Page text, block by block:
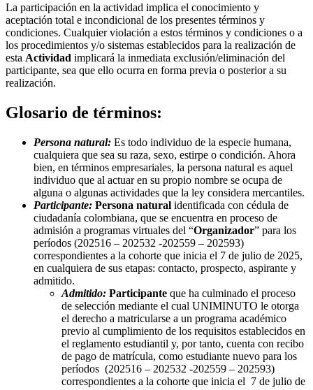
La participación en la actividad implica el conocimiento y
aceptación total e incondicional de los presentes términos y
condiciones. Cualquier violación a estos términos y condiciones o a
los procedimientos y/o sistemas establecidos para la realización de
esta Actividad implicará la inmediata exclusión/eliminación del
participante, sea que ello ocurra en forma previa o posterior a su
realización.
Glosario de términos:
Persona natural: Es todo individuo de la especie humana,
cualquiera que sea su raza, sexo, estirpe o condición. Ahora
bien, en términos empresariales, la persona natural es aquel
individuo que al actuar en su propio nombre se ocupa de
alguna o algunas actividades que la ley considera mercantiles.
Participante: Persona natural identificada con cédula de
ciudadanía colombiana, que se encuentra en proceso de
admisión a programas virtuales del “Organizador” para los
períodos (202516 – 202532 -202559 – 202593)
correspondientes a la cohorte que inicia el 7 de julio de 2025,
en cualquiera de sus etapas: contacto, prospecto, aspirante y
admitido.
Admitido: Participante que ha culminado el proceso
de selección mediante el cual UNIMINUTO le otorga
el derecho a matricularse a un programa académico
previo al cumplimiento de los requisitos establecidos en
el reglamento estudiantil y, por tanto, cuenta con recibo
de pago de matrícula, como estudiante nuevo para los
períodos (202516 – 202532 -202559 – 202593)
correspondientes a la cohorte que inicia el 7 de julio de